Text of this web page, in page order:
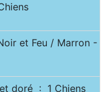
et Feu / Marron -
et doré : 1 Chiens